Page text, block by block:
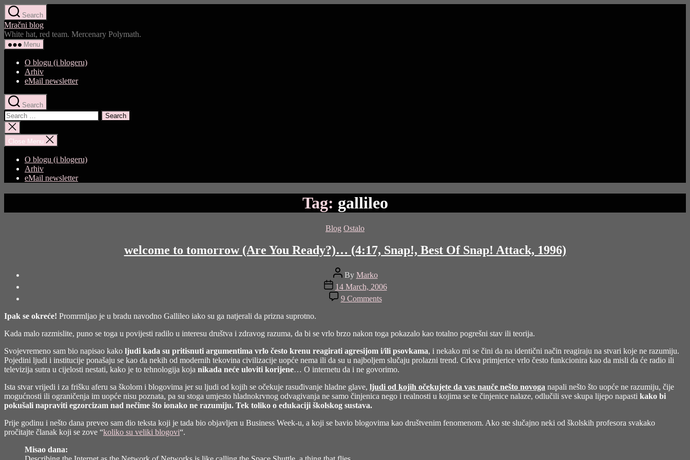
Skip
to
the
content
Search
Mračni blog
White hat, red team. Mercenary Polymath.
Menu
O blogu (i blogeru)
Arhiv
eMail newsletter
Search
Search
for:
Close
search
Close Menu
O blogu (i blogeru)
Arhiv
eMail newsletter
Tag: gallileo
Categories
Blog Ostalo
welcome to tomorrow (Are You Ready?)… (4:17, Snap!, Best Of Snap! Attack, 1996)
Post
author
By Marko
Post
date
14 March, 2006
9 Commentson
welcome
(Are
Ready?)
…
(4:17,
Best
Of
1996)
Ipak se okreće! Promrmljao je u bradu navodno Gallileo iako su ga natjerali da prizna suprotno.
Kada malo razmislite, puno se toga u povijesti radilo u interesu društva i zdravog razuma, da bi se vrlo brzo nakon toga pokazalo kao totalno pogrešni stav ili teorija.
Svojevremeno sam bio napisao kako ljudi kada su pritisnuti argumentima vrlo često krenu reagirati agresijom i/ili psovkama, i nekako mi se čini da na identični način reagiraju na stvari koje ne razumiju.
Pojedini ljudi i institucije ponašaju se kao da nekih od modernih tekovina civilizacije uopće nema ili da su u najboljem slučaju prolazni trend. Crkva primjerice vrlo često funkcionira kao da misli da će radio ili
televizija sutra u cijelosti nestati, kako je to tehnologija koja nikada neće uloviti korijene… O internetu da i ne govorimo.
Ista stvar vrijedi i za frišku aferu sa školom i blogovima jer su ljudi od kojih se očekuje rasuđivanje hladne glave, ljudi od kojih očekujete da vas nauče nešto novoga napali nešto što uopće ne razumiju, čije
mogućnosti ili ograničenja im uopće nisu poznata, pa su stoga umjesto hladnokrvnog odvagivanja ne samo činjenica nego i realnosti u kojima se te činjenice nalaze, odlučili sve skupa lijepo napasti kako bi
pokušali napraviti egzorcizam nad nečime što ionako ne razumiju. Tek toliko o edukaciji školskog sustava.
Prije godinu i nešto dana preveo sam dio teksta koji je tada bio objavljen u Business Week-u, a koji se bavio blogovima kao društvenim fenomenom. Ako ste slučajno neki od školskih profesora svakako
pročitajte članak koji se zove “koliko su veliki blogovi“.
Misao dana: